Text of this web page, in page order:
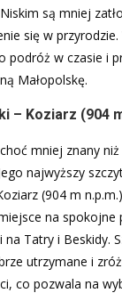
są mniej
się w
podróż w czasie i
Małopolskę.
– Koziarz (904
mniej znany
najwyższy
(904 m
na spokojne
Tatry i Beskidy.
utrzymane i
co pozwala na